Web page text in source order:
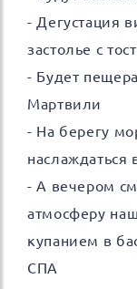
- Дегустация
застолье с
- Будет
Мартвили
- На берегу
- А вечером
атмосферу
купанием в
СПА